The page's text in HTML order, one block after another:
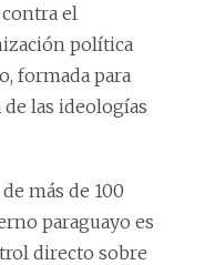
el
política
formada para
las ideologías
más de 100
paraguayo es
directo sobre